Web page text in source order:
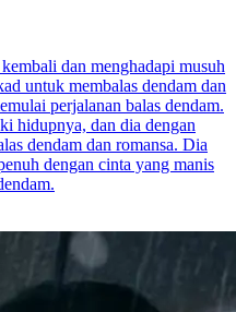
dan menghadapi musuh
untuk membalas dendam dan
perjalanan balas dendam.
hidupnya, dan dia dengan
dendam dan romansa. Dia
dengan cinta yang manis